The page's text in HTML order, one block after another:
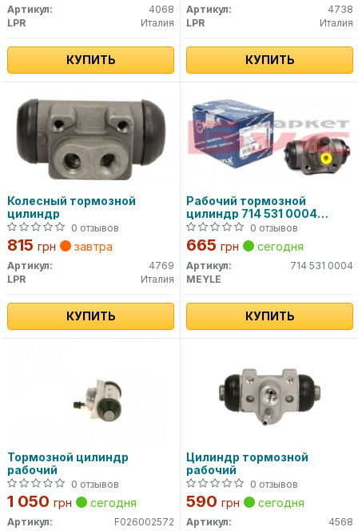
Артикул:
4068
LPR
Италия
КУПИТЬ
Артикул:
4738
LPR
Италия
КУПИТЬ
Колесный тормозной
цилиндр
0 отзывов
815 грн завтра
Артикул:
4769
LPR
Италия
КУПИТЬ
Рабочий тормозной
цилиндр 714 531 0004
MEYLE
0 отзывов
665 грн сегодня
Артикул:
714 531 0004
MEYLE
КУПИТЬ
Тормозной цилиндр
рабочий
0 отзывов
1 050 грн сегодня
Артикул:
F026002572
Цилиндр тормозной
рабочий
0 отзывов
590 грн сегодня
Артикул:
4568